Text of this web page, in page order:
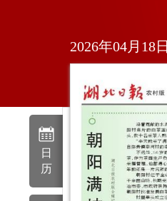
日
历
2026年04月18日